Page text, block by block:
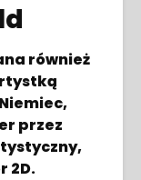
również
przez
2D.